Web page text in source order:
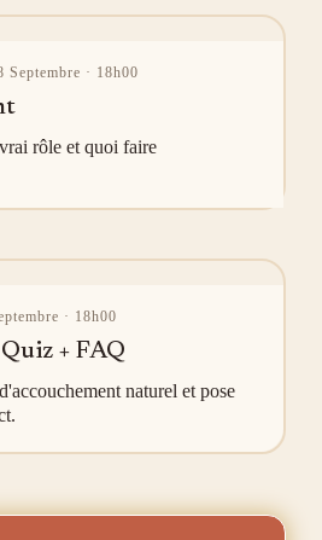
Septembre · 18h00
rôle et quoi faire
· 18h00
+ FAQ
naturel et pose